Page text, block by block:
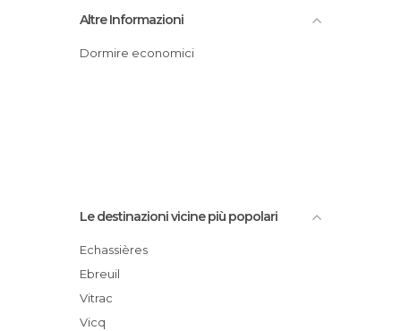
Altre Informazioni
Dormire economici
Le destinazioni vicine più popolari
Echassières
Ebreuil
Vitrac
Vicq